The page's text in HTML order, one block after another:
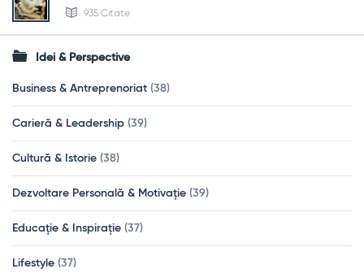
935 Citate
Idei & Perspective
Business & Antreprenoriat (38)
Carieră & Leadership (39)
Cultură & Istorie (38)
Dezvoltare Personală & Motivație (39)
Educație & Inspirație (37)
Lifestyle (37)